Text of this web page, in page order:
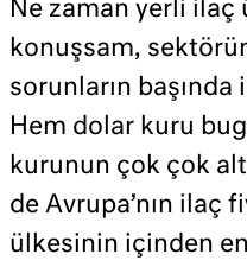
Ne zaman yerli
konuşsam,
sorunların
Hem dolar kuru
kurunun çok çok
de Avrupa’nın ilaç
ülkesinin içinden